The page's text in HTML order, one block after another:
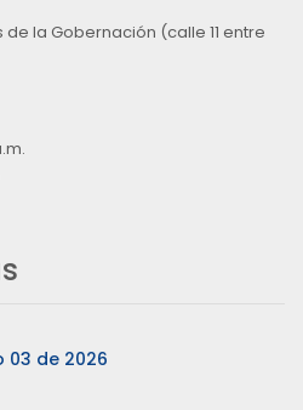
la Gobernación (calle 11 entre
03 de 2026